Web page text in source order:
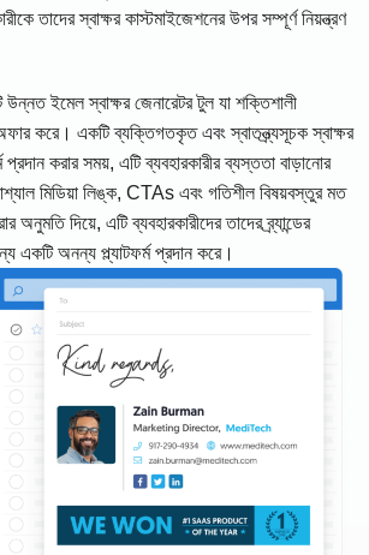
তাদের স্বাক্ষর কাস্টমাইজেশনের উপর সম্পূর্ণ নিয়ন্ত্রণ
ইমেল স্বাক্ষর জেনারেটর টুল যা শক্তিশালী
করে। একটি ব্যক্তিগতকৃত এবং স্বাতন্ত্র্যসূচক স্বাক্ষর
প্রদান করার সময়, এটি ব্যবহারকারীর ব্যস্ততা বাড়ানোর
মিডিয়া লিঙ্ক, CTAs এবং গতিশীল বিষয়বস্তুর মত
অনুমতি দিয়ে, এটি ব্যবহারকারীদের তাদের ব্র্যান্ডের
একটি অনন্য প্ল্যাটফর্ম প্রদান করে।